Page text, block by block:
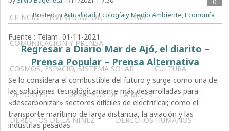
CIENCIA E INVESTIGACIÓN CLIMA
COMUNICACIÓN Y PRENSA
COSMOS, ESPACIO, SISTEMA SOLAR CULTURA
DEPORTES DERECHOS DE LA MUJER
DERECHOS DE LA NIÑEZ DERECHOS HUMANOS
Posted inActualidad,Ecología y Medio Ambiente,Economía
Fuente : Telam 01-11-2021
Regresar a Diario Mar de Ajó, el diarito –
Prensa Popular – Prensa Alternativa
Se lo considera el combustible del futuro y surge como una de
las soluciones tecnológicamente más desarrolladas para
«descarbonizar» sectores difíciles de electrificar, como el
transporte marítimo de larga distancia, la aviación y las
industrias pesadas.